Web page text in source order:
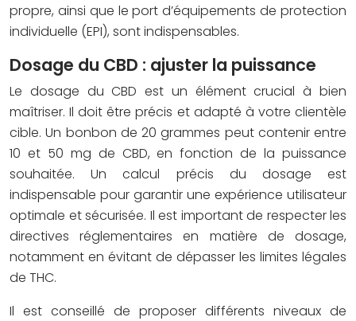
propre, ainsi que le port d’équipements de protection
individuelle (EPI), sont indispensables.
Dosage du CBD : ajuster la puissance
Le dosage du CBD est un élément crucial à bien
maîtriser. Il doit être précis et adapté à votre clientèle
cible. Un bonbon de 20 grammes peut contenir entre
10 et 50 mg de CBD, en fonction de la puissance
souhaitée. Un calcul précis du dosage est
indispensable pour garantir une expérience utilisateur
optimale et sécurisée. Il est important de respecter les
directives réglementaires en matière de dosage,
notamment en évitant de dépasser les limites légales
de THC.
Il est conseillé de proposer différents niveaux de